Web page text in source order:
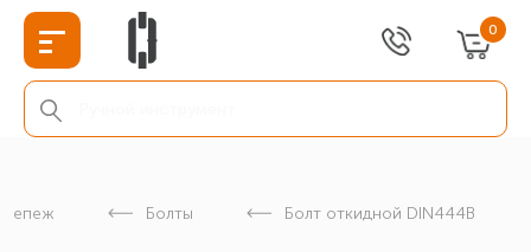
0
Болты Болт откидной DIN444B